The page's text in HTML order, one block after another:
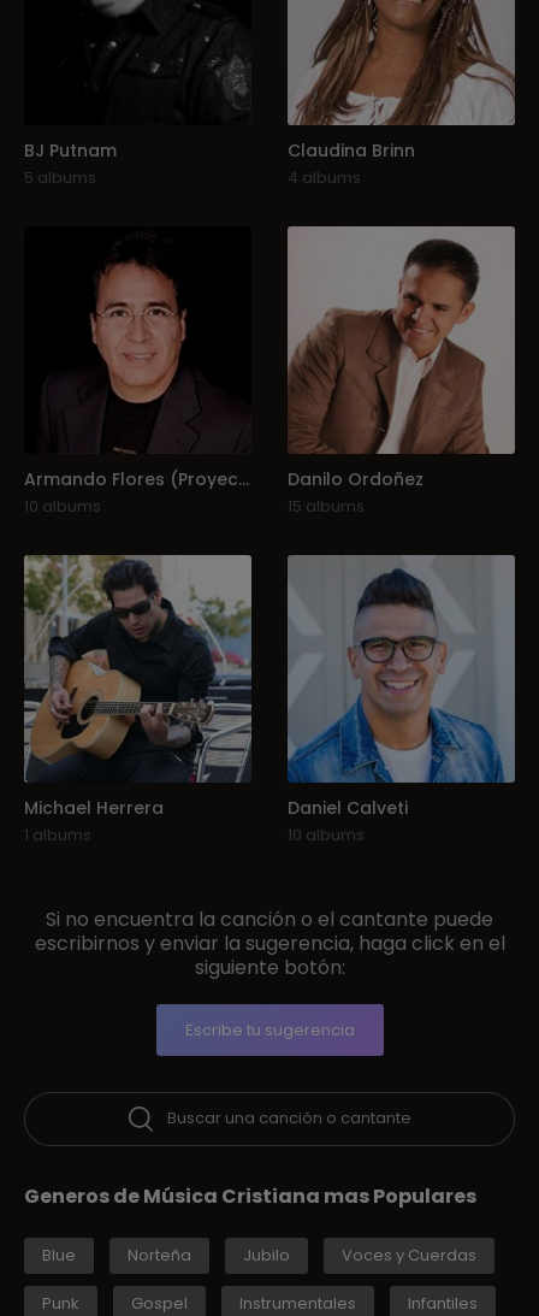
BJ Putnam
5 albums
Claudina Brinn
4 albums
Armando Flores (Proyecto JES)
10 albums
Danilo Ordoñez
15 albums
Michael Herrera
1 albums
Daniel Calveti
10 albums
Si no encuentra la canción o el cantante puede
escribirnos y enviar la sugerencia, haga click en el
siguiente botón:
Escribe tu sugerencia
Buscar una canción o cantante
Generos de Música Cristiana mas Populares
Blue Norteña Jubilo Voces y Cuerdas
Punk Gospel Instrumentales Infantiles